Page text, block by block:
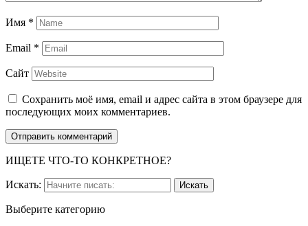
Имя *
Email *
Сайт
Сохранить моё имя, email и адрес сайта в этом браузере для
последующих моих комментариев.
ИЩЕТЕ ЧТО-ТО КОНКРЕТНОЕ?
Искать:
Выберите категорию